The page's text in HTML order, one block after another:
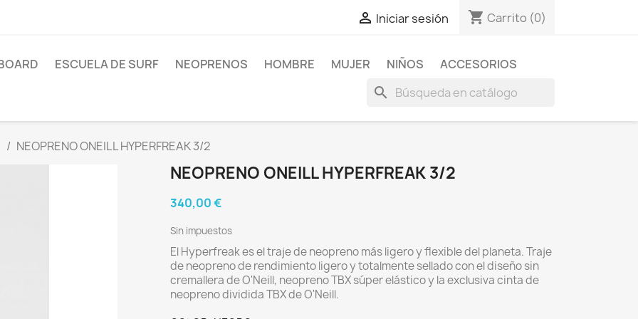
 Iniciar sesión shopping_cart Carrito (0)
ESCUELA DE SURF NEOPRENOS HOMBRE MUJER NIÑOS ACCESORIOS
search
NEOPRENO ONEILL HYPERFREAK 3/2
NEOPRENO ONEILL HYPERFREAK 3/2
340,00 €
Sin impuestos
El Hyperfreak es el traje de neopreno más ligero y flexible del planeta. Traje
de neopreno de rendimiento ligero y totalmente sellado con el diseño sin
cremallera de O'Neill, neopreno TBX súper elástico y la exclusiva cinta de
neopreno dividida TBX de O'Neill.